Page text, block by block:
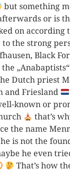
but something
or is
on according
to the strong
Black
Dutch priest
and Friesland
known or
that’s
the name
is not the
he even
That’s how